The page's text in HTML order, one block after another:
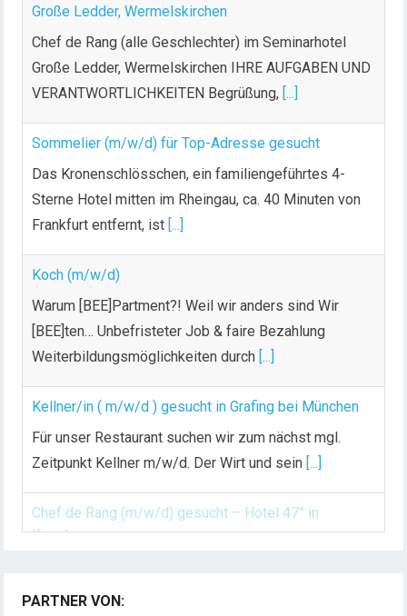
Große Ledder, Wermelskirchen
Chef de Rang (alle Geschlechter) im Seminarhotel
Große Ledder, Wermelskirchen IHRE AUFGABEN UND
VERANTWORTLICHKEITEN Begrüßung, [...]
Sommelier (m/w/d) für Top-Adresse gesucht
Das Kronenschlösschen, ein familiengeführtes 4-
Sterne Hotel mitten im Rheingau, ca. 40 Minuten von
Frankfurt entfernt, ist [...]
Koch (m/w/d)
Warum [BEE]Partment?! Weil wir anders sind Wir
[BEE]ten… Unbefristeter Job & faire Bezahlung
Weiterbildungsmöglichkeiten durch [...]
Kellner/in ( m/w/d ) gesucht in Grafing bei München
Für unser Restaurant suchen wir zum nächst mgl.
Zeitpunkt Kellner m/w/d. Der Wirt und sein [...]
Chef de Rang (m/w/d) gesucht – Hotel 47° in
Konstanz
(m/w/d) Du bist Gastgeber aus Leidenschaft und
Automagazin